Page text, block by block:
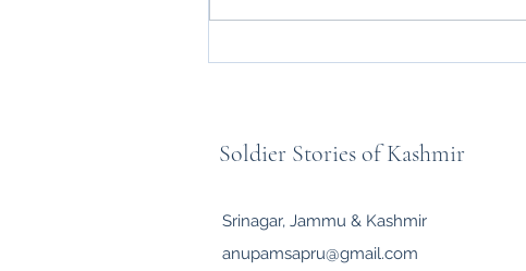
Soldier Stories of Kashmir
Srinagar, Jammu & Kashmir
anupamsapru@gmail.com